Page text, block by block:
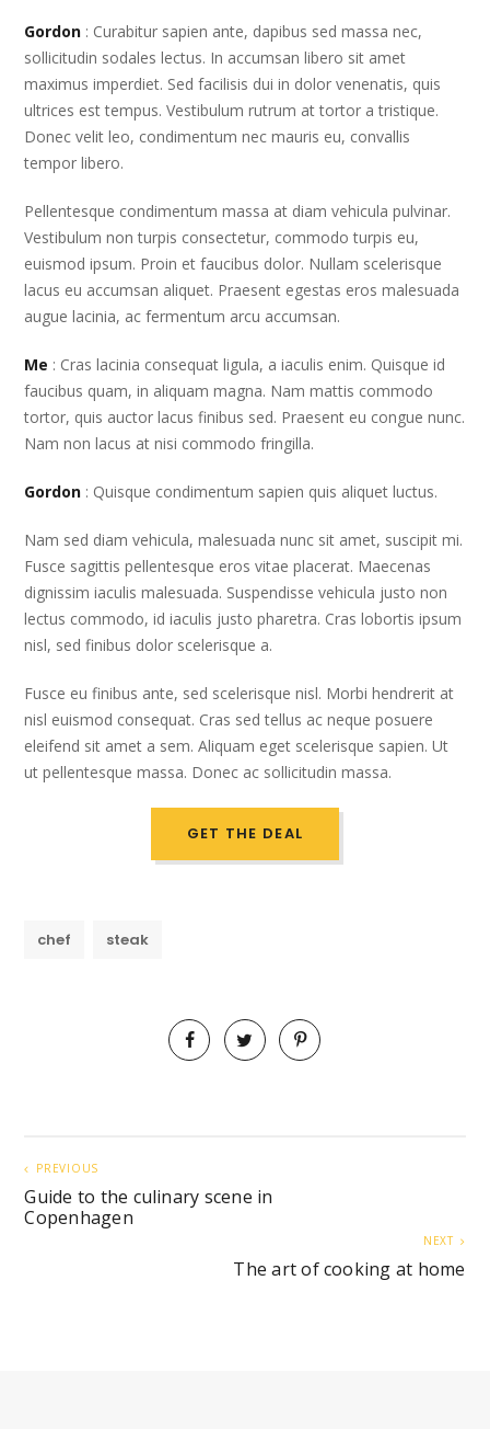
Gordon : Curabitur sapien ante, dapibus sed massa nec,
sollicitudin sodales lectus. In accumsan libero sit amet
maximus imperdiet. Sed facilisis dui in dolor venenatis, quis
ultrices est tempus. Vestibulum rutrum at tortor a tristique.
Donec velit leo, condimentum nec mauris eu, convallis
tempor libero.
Pellentesque condimentum massa at diam vehicula pulvinar.
Vestibulum non turpis consectetur, commodo turpis eu,
euismod ipsum. Proin et faucibus dolor. Nullam scelerisque
lacus eu accumsan aliquet. Praesent egestas eros malesuada
augue lacinia, ac fermentum arcu accumsan.
Me : Cras lacinia consequat ligula, a iaculis enim. Quisque id
faucibus quam, in aliquam magna. Nam mattis commodo
tortor, quis auctor lacus finibus sed. Praesent eu congue nunc.
Nam non lacus at nisi commodo fringilla.
Gordon : Quisque condimentum sapien quis aliquet luctus.
Nam sed diam vehicula, malesuada nunc sit amet, suscipit mi.
Fusce sagittis pellentesque eros vitae placerat. Maecenas
dignissim iaculis malesuada. Suspendisse vehicula justo non
lectus commodo, id iaculis justo pharetra. Cras lobortis ipsum
nisl, sed finibus dolor scelerisque a.
Fusce eu finibus ante, sed scelerisque nisl. Morbi hendrerit at
nisl euismod consequat. Cras sed tellus ac neque posuere
eleifend sit amet a sem. Aliquam eget scelerisque sapien. Ut
ut pellentesque massa. Donec ac sollicitudin massa.
GET THE DEAL
chef steak
PREVIOUS
Guide to the culinary scene in
Copenhagen
NEXT
The art of cooking at home